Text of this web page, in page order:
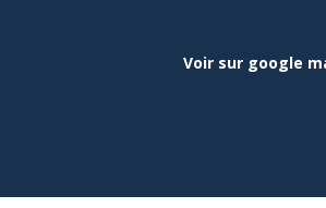
Voir sur google